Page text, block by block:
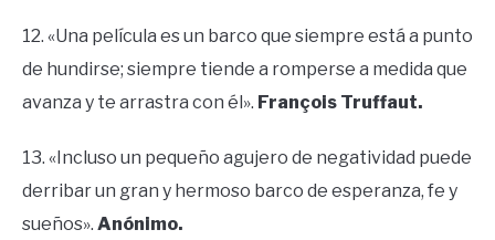
12. «Una película es un barco que siempre está a punto
de hundirse; siempre tiende a romperse a medida que
avanza y te arrastra con él». François Truffaut.
13. «Incluso un pequeño agujero de negatividad puede
derribar un gran y hermoso barco de esperanza, fe y
sueños». Anónimo.